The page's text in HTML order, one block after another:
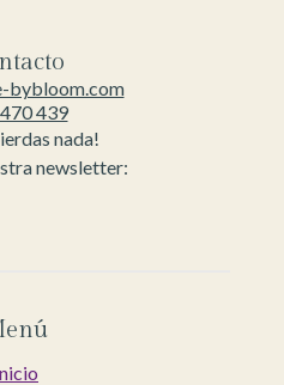
bybloom.com
439
nada!
newsletter: